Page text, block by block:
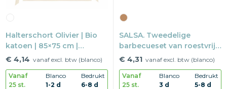
Halterschort Olivier | Bio
katoen | 85×75 cm |
Duurzaam
€ 4,14 vanaf excl. btw (blanco)
Vanaf
25 st.
Blanco
1-2 d
Bedrukt
6-8 d
SALSA. Tweedelige
barbecueset van roestvrij
staal en bamboe
€ 4,31 vanaf excl. btw (blanco)
Vanaf
25 st.
Blanco
3 d
Bedrukt
5-8 d